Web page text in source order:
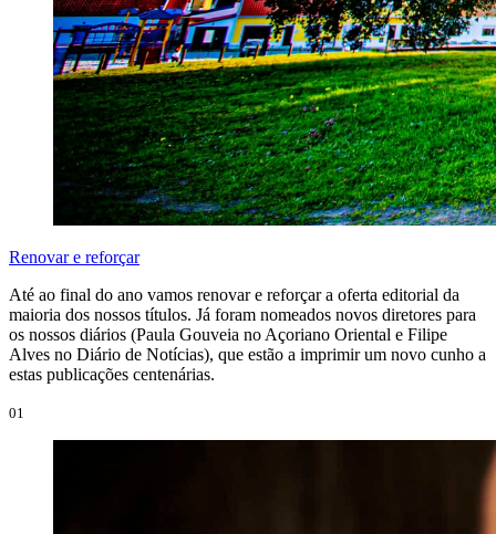
Renovar e reforçar
Até ao final do ano vamos renovar e reforçar a oferta editorial da
maioria dos nossos títulos. Já foram nomeados novos diretores para
os nossos diários (Paula Gouveia no Açoriano Oriental e Filipe
Alves no Diário de Notícias), que estão a imprimir um novo cunho a
estas publicações centenárias.
01